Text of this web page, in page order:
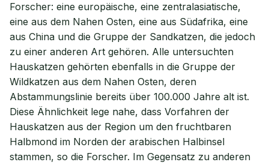
Forscher: eine europäische, eine zentralasiatische,
eine aus dem Nahen Osten, eine aus Südafrika, eine
aus China und die Gruppe der Sandkatzen, die jedoch
zu einer anderen Art gehören. Alle untersuchten
Hauskatzen gehörten ebenfalls in die Gruppe der
Wildkatzen aus dem Nahen Osten, deren
Abstammungslinie bereits über 100.000 Jahre alt ist.
Diese Ähnlichkeit lege nahe, dass Vorfahren der
Hauskatzen aus der Region um den fruchtbaren
Halbmond im Norden der arabischen Halbinsel
stammen, so die Forscher. Im Gegensatz zu anderen